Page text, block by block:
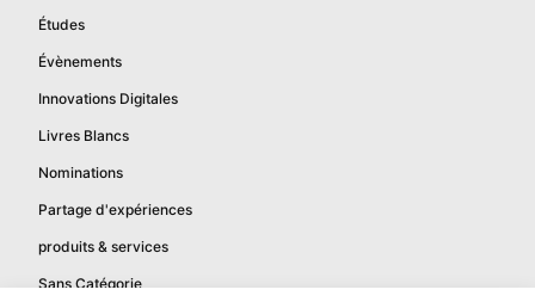
Études
Évènements
Innovations Digitales
Livres Blancs
Nominations
Partage d'expériences
produits & services
Sans Catégorie